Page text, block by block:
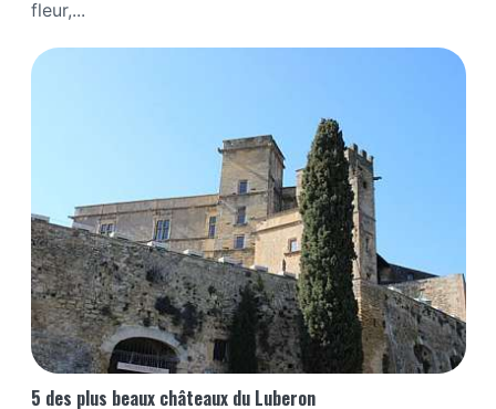
fleur,...
5 des plus beaux châteaux du Luberon